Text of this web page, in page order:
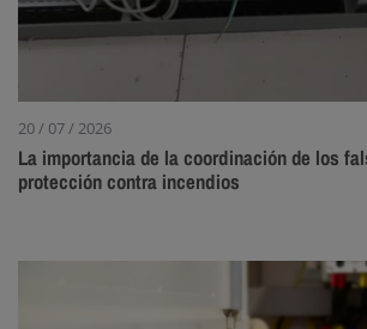
20 / 07 / 2026
La importancia de la coordinación de los
protección contra incendios